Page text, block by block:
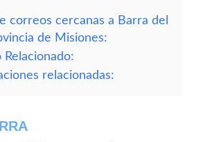
correos cercanas a Barra del
de Misiones:
relacionadas: